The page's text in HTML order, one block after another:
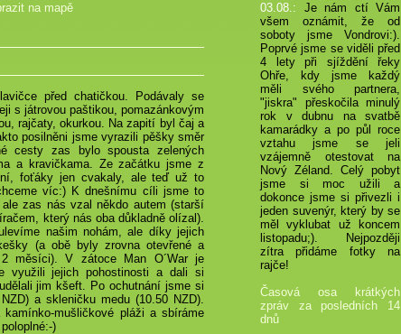
na mapě
před chatičkou. Podávaly se
s játrovou paštikou, pomazánkovým
rajčaty, okurkou. Na zapití byl čaj a
posilněni jsme vyrazili pěšky směr
cesty zas bylo spousta zelených
a kravičkama. Ze začátku jsme z
foťáky jen cvakaly, ale teď už to
víc:) K dnešnímu cíli jsme to
zas nás vzal někdo autem (starší
který nás oba důkladně olízal).
našim nohám, ale díky jejich
(a obě byly zrovna otevřené a
měsíci). V zátoce Man O´War je
využili jejich pohostinosti a dali si
jim kšeft. Po ochutnání jsme si
) a skleničku medu (10.50 NZD).
mušličkové pláži a sbíráme
)
03.08.: Je nám ctí Vám
všem oznámit, že od
soboty jsme Vondrovi:).
Poprvé jsme se viděli před
4 lety při sjíždění řeky
Ohře, kdy jsme každý
měli svého partnera,
"jiskra" přeskočila minulý
rok v dubnu na svatbě
kamarádky a po půl roce
vztahu jsme se jeli
vzájemně otestovat na
Nový Zéland. Celý pobyt
jsme si moc užili a
dokonce jsme si přivezli i
jeden suvenýr, který by se
měl vyklubat už koncem
listopadu;). Nejpozději
zítra přidáme fotky na
rajče!
Časová osa krátkých
zpráv za posledních 14
dnů